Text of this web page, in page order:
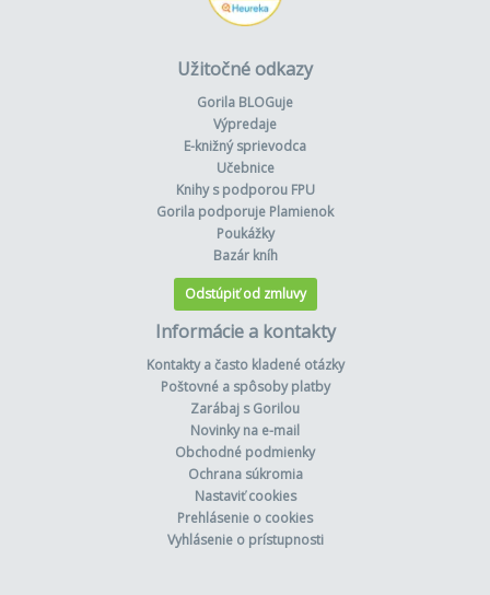
Užitočné odkazy
Gorila BLOGuje
Výpredaje
E-knižný sprievodca
Učebnice
Knihy s podporou FPU
Gorila podporuje Plamienok
Poukážky
Bazár kníh
Odstúpiť od zmluvy
Informácie a kontakty
Kontakty a často kladené otázky
Poštovné a spôsoby platby
Zarábaj s Gorilou
Novinky na e-mail
Obchodné podmienky
Ochrana súkromia
Nastaviť cookies
Prehlásenie o cookies
Vyhlásenie o prístupnosti